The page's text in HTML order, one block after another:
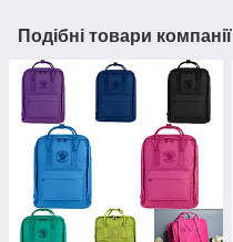
Подібні товари компанії